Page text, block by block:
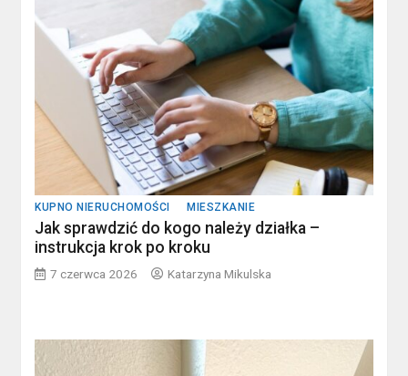
KUPNO NIERUCHOMOŚCI MIESZKANIE
Jak sprawdzić do kogo należy działka –
instrukcja krok po kroku
7 czerwca 2026 Katarzyna Mikulska